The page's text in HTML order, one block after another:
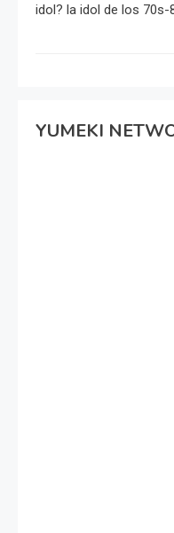
idol? la idol de los 70s-
YUMEKI